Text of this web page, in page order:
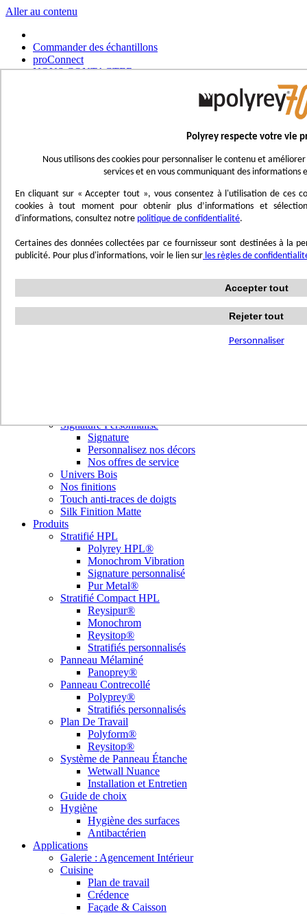
Polyrey respecte votre vie
Nous utilisons des cookies pour personnaliser le contenu et
services et en vous communiquant des informations
En cliquant sur « Accepter tout », vous consentez à l'utilisation de ces
cookies à tout moment pour obtenir plus d’informations et
d'informations, consultez notre politique de confidentialité.
Certaines des données collectées par ce fournisseur sont destinées à la
publicité. Pour plus d'informations, voir le lien sur les règles de
Accepter tout
Rejeter tout
Personnaliser
Aller au contenu
Commander des échantillons
proConnect
NOUS CONTACTER
International
Italiano
Nederlands
Deutsch
Affichage navigation
Menu
Inspirez-vous
Authentic Travertine
Signature Personnalisé
Signature
Personnalisez nos décors
Nos offres de service
Univers Bois
Nos finitions
Touch anti-traces de doigts
Silk Finition Matte
Produits
Stratifié HPL
Polyrey HPL®
Monochrom Vibration
Signature personnalisé
Pur Metal®
Stratifié Compact HPL
Reysipur®
Monochrom
Reysitop®
Stratifiés personnalisés
Panneau Mélaminé
Panoprey®
Panneau Contrecollé
Polyprey®
Stratifiés personnalisés
Plan De Travail
Polyform®
Reysitop®
Système de Panneau Étanche
Wetwall Nuance
Installation et Entretien
Guide de choix
Hygiène
Hygiène des surfaces
Antibactérien
Applications
Galerie : Agencement Intérieur
Cuisine
Plan de travail
Crédence
Façade & Caisson